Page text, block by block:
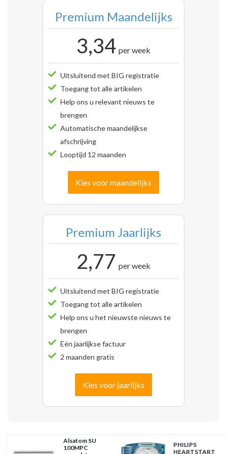
Premium Maandelijks
3,34 per week
Uitsluitend met BIG registratie
Toegang tot alle artikelen
Help ons u relevant nieuws te
brengen
Automatische maandelijkse
afschrijving
Looptijd 12 maanden
Kies voor maandelijks
Premium Jaarlijks
2,77 per week
Uitsluitend met BIG registratie
Toegang tot alle artikelen
Help ons u het nieuwste nieuws te
brengen
Eén jaarlijkse factuur
2 maanden gratis
Kies voor jaarlijks
Alsatom SU
100MPC
PHILIPS
HEARTSTART